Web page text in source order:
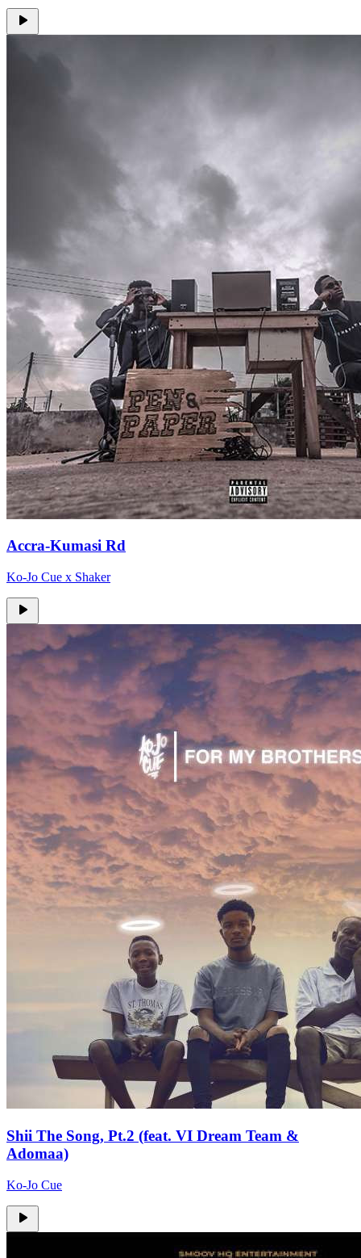
Accra-Kumasi Rd
Ko-Jo Cue x Shaker
Shii The Song, Pt.2 (feat. VI Dream Team &
Adomaa)
Ko-Jo Cue